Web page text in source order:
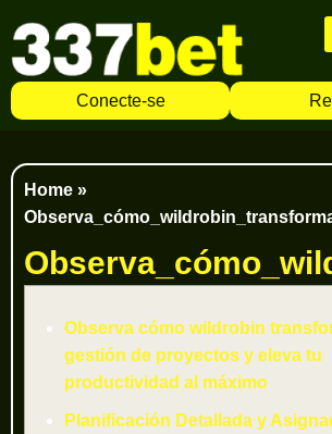
Conecte-se
Home »
Observa cómo wildrobin
gestión de proyectos y eleva tu
productividad al máximo
Planificación Detallada y